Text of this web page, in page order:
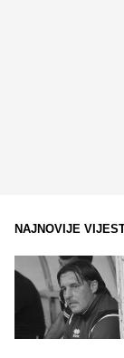
NAJNOVIJE